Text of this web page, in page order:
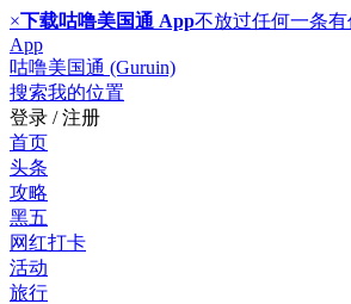
×下载咕噜美国通 App不放过任何一条
App
咕噜美国通 (Guruin)
搜索我的位置
登录 / 注册
首页
头条
攻略
黑五
网红打卡
活动
旅行